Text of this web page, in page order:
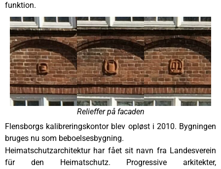
funktion.
Relieffer på facaden
Flensborgs kalibreringskontor blev opløst i 2010. Bygningen
bruges nu som beboelsesbygning.
Heimatschutzarchitektur har fået sit navn fra Landesverein
für den Heimatschutz. Progressive arkitekter,